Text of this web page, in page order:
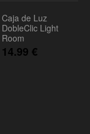
Caja de Luz
DobleClic Light
Room
14.99 €